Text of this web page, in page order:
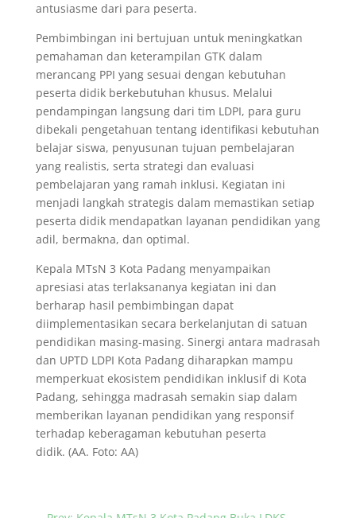
antusiasme dari para peserta.
Pembimbingan ini bertujuan untuk meningkatkan
pemahaman dan keterampilan GTK dalam
merancang PPI yang sesuai dengan kebutuhan
peserta didik berkebutuhan khusus. Melalui
pendampingan langsung dari tim LDPI, para guru
dibekali pengetahuan tentang identifikasi kebutuhan
belajar siswa, penyusunan tujuan pembelajaran
yang realistis, serta strategi dan evaluasi
pembelajaran yang ramah inklusi. Kegiatan ini
menjadi langkah strategis dalam memastikan setiap
peserta didik mendapatkan layanan pendidikan yang
adil, bermakna, dan optimal.
Kepala MTsN 3 Kota Padang menyampaikan
apresiasi atas terlaksananya kegiatan ini dan
berharap hasil pembimbingan dapat
diimplementasikan secara berkelanjutan di satuan
pendidikan masing-masing. Sinergi antara madrasah
dan UPTD LDPI Kota Padang diharapkan mampu
memperkuat ekosistem pendidikan inklusif di Kota
Padang, sehingga madrasah semakin siap dalam
memberikan layanan pendidikan yang responsif
terhadap keberagaman kebutuhan peserta
didik. (AA. Foto: AA)